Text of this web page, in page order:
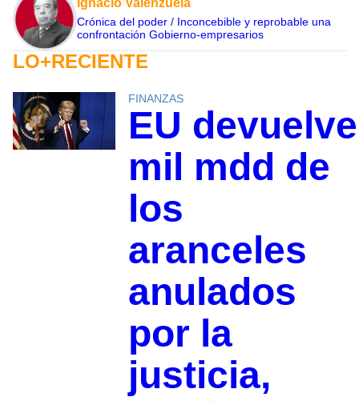
Ignacio Valenzuela
Crónica del poder / Inconcebible y reprobable una
confrontación Gobierno-empresarios
LO+RECIENTE
FINANZAS
EU
mil mdd de
los
aranceles
anulados
por la
justicia,